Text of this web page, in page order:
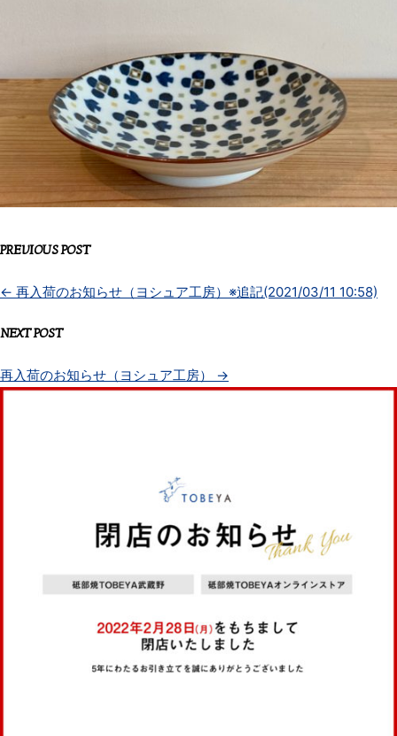
PREVIOUS POST
← 再入荷のお知らせ（ヨシュア工房）※追記(2021/03/11 10:58)
NEXT POST
再入荷のお知らせ（ヨシュア工房） →